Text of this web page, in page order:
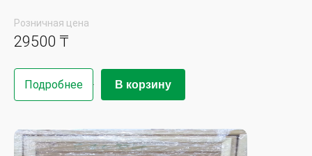
Розничная цена
29500 ₸
Подробнее В корзину